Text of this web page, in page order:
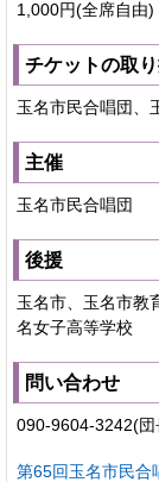
1,000円(全席自由
チケットの取
玉名市民合唱団、
主催
玉名市民合唱団
後援
玉名市、玉名市教
名女子高等学校
問い合わせ
090-9604-3242(
第65回玉名市民合